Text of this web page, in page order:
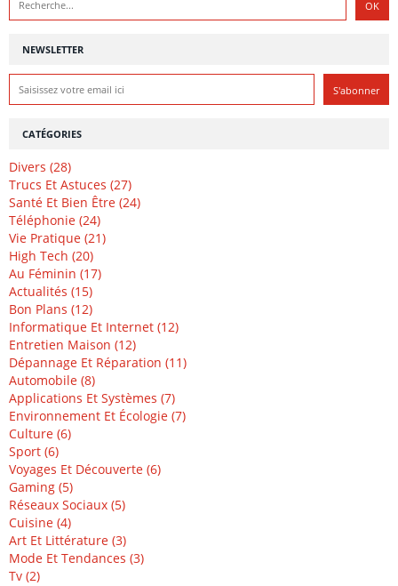
NEWSLETTER
CATÉGORIES
Divers (28)
Trucs Et Astuces (27)
Santé Et Bien Être (24)
Téléphonie (24)
Vie Pratique (21)
High Tech (20)
Au Féminin (17)
Actualités (15)
Bon Plans (12)
Informatique Et Internet (12)
Entretien Maison (12)
Dépannage Et Réparation (11)
Automobile (8)
Applications Et Systèmes (7)
Environnement Et Écologie (7)
Culture (6)
Sport (6)
Voyages Et Découverte (6)
Gaming (5)
Réseaux Sociaux (5)
Cuisine (4)
Art Et Littérature (3)
Mode Et Tendances (3)
Tv (2)